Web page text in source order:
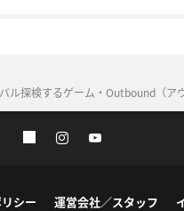
探検するゲーム・Outbound（
シー 運営会社／スタッフ